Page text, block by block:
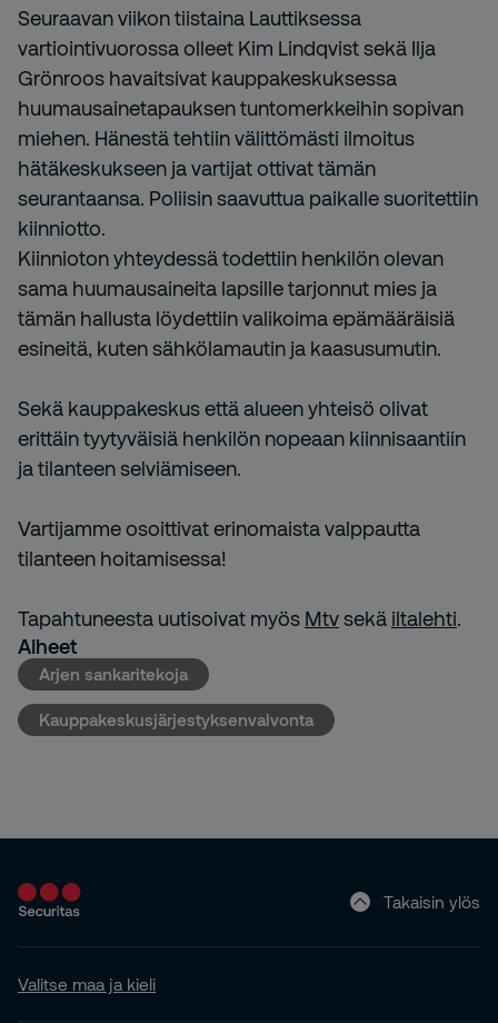
Seuraavan viikon tiistaina Lauttiksessa
vartiointivuorossa olleet Kim Lindqvist sekä Ilja
Grönroos havaitsivat kauppakeskuksessa
huumausainetapauksen tuntomerkkeihin sopivan
miehen. Hänestä tehtiin välittömästi ilmoitus
hätäkeskukseen ja vartijat ottivat tämän
seurantaansa. Poliisin saavuttua paikalle suoritettiin
kiinniotto.
Kiinnioton yhteydessä todettiin henkilön olevan
sama huumausaineita lapsille tarjonnut mies ja
tämän hallusta löydettiin valikoima epämääräisiä
esineitä, kuten sähkölamautin ja kaasusumutin.
Sekä kauppakeskus että alueen yhteisö olivat
erittäin tyytyväisiä henkilön nopeaan kiinnisaantiin
ja tilanteen selviämiseen.
Vartijamme osoittivat erinomaista valppautta
tilanteen hoitamisessa!
Tapahtuneesta uutisoivat myös Mtvsekä iltalehti.
Aiheet
Arjen sankaritekoja
Kauppakeskusjärjestyksenvalvonta
Takaisin ylös
Valitse maa ja kieli